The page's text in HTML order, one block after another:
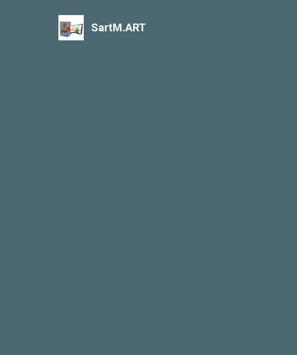
SartM.ART